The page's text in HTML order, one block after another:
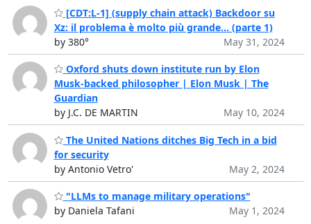
[CDT:L-1] (supply chain attack) Backdoor su
Xz: il problema è molto più grande... (parte 1)
by 380°
May 31, 2024
Oxford shuts down institute run by Elon
Musk-backed philosopher | Elon Musk | The
Guardian
by J.C. DE MARTIN
May 10, 2024
The United Nations ditches Big Tech in a bid
for security
by Antonio Vetro'
May 2, 2024
"LLMs to manage military operations"
by Daniela Tafani
May 1, 2024